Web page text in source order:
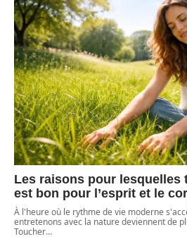
Les raisons pour lesquelles
est bon pour l’esprit et le
À l'heure où le rythme de vie moderne
entretenons avec la nature deviennent de
Toucher…